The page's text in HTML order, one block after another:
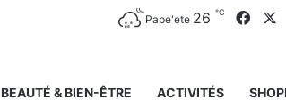
Pape'ete 26 ℃
BEAUTÉ & BIEN-ÊTRE ACTIVITÉS